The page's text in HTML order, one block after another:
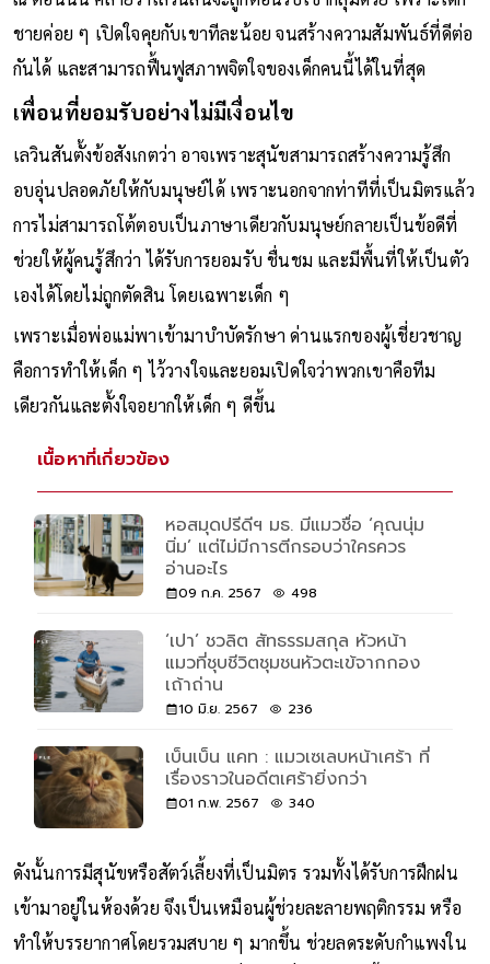
ชายค่อย ๆ เปิดใจคุยกับเขาทีละน้อย จนสร้างความสัมพันธ์ที่ดีต่อ
กันได้ และสามารถฟื้นฟูสภาพจิตใจของเด็กคนนี้ได้ในที่สุด
เพื่อนที่ยอมรับอย่างไม่มีเงื่อนไข
เลวินสันตั้งข้อสังเกตว่า อาจเพราะสุนัขสามารถสร้างความรู้สึก
อบอุ่นปลอดภัยให้กับมนุษย์ได้ เพราะนอกจากท่าทีที่เป็นมิตรแล้ว
การไม่สามารถโต้ตอบเป็นภาษาเดียวกับมนุษย์กลายเป็นข้อดีที่
ช่วยให้ผู้คนรู้สึกว่า ได้รับการยอมรับ ชื่นชม และมีพื้นที่ให้เป็นตัว
เองได้โดยไม่ถูกตัดสิน โดยเฉพาะเด็ก ๆ
เพราะเมื่อพ่อแม่พาเข้ามาบำบัดรักษา ด่านแรกของผู้เชี่ยวชาญ
คือการทำให้เด็ก ๆ ไว้วางใจและยอมเปิดใจว่าพวกเขาคือทีม
เดียวกันและตั้งใจอยากให้เด็ก ๆ ดีขึ้น
เนื้อหาที่เกี่ยวข้อง
หอสมุดปรีดีฯ มธ. มีแมวชื่อ ‘คุณนุ่ม
นิ่ม’ แต่ไม่มีการตีกรอบว่าใครควร
อ่านอะไร
09 ก.ค. 2567 498
‘เปา’ ชวลิต สัทธรรมสกุล หัวหน้า
แมวที่ชุบชีวิตชุมชนหัวตะเข้จากกอง
เถ้าถ่าน
10 มิ.ย. 2567 236
เบ็นเบ็น แคท : แมวเซเลบหน้าเศร้า ที่
เรื่องราวในอดีตเศร้ายิ่งกว่า
01 ก.พ. 2567 340
ดังนั้นการมีสุนัขหรือสัตว์เลี้ยงที่เป็นมิตร รวมทั้งได้รับการฝึกฝน
เข้ามาอยู่ในห้องด้วย จึงเป็นเหมือนผู้ช่วยละลายพฤติกรรม หรือ
ทำให้บรรยากาศโดยรวมสบาย ๆ มากขึ้น ช่วยลดระดับกำแพงใน